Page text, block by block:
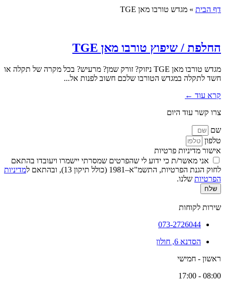
דף הבית » מגדש טורבו מאן TGE
החלפת / שיפוץ טורבו מאן TGE
מגדש טורבו מאן TGE ניזוק? זורק שמן? מרעיש? בכל מקרה של תקלה או
חשד לתקלה במגדש הטורבו שלכם חשוב לפנות אל...
קרא עוד ←
צרו קשר עוד היום
שם
טלפון
אישור מדיניות פרטיות
אני מאשר/ת כי ידוע לי שהפרטים שמסרתי יישמרו ויעובדו בהתאם
לחוק הגנת הפרטיות, התשמ"א–1981 (כולל תיקון 13), ובהתאם ל
מדיניות
הפרטיות שלנו.
שלח
שירות לקוחות
073-2726044
הסדנא 6, חולון
ראשון - חמישי
08:00 - 17:00